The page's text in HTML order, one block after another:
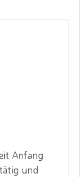
Anfang
und